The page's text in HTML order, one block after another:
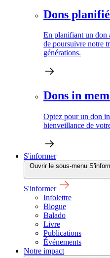
Dons
En planifiant un don
de poursuivre notre
générations.
Dons in
Optez pour un don
bienveillance de
S'informer
Ouvrir le sous-menu
S'informer
Infolettre
Blogue
Balado
Livre
Publications
Événements
Notre impact